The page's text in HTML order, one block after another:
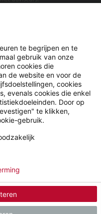
Voorwaarden
X
& Co. KG (DE)
te begrijpen en te
gebruik van onze
cookies die
de website en voor de
cookies
evenals cookies die enkel
Door op
te klikken,
gebruik.